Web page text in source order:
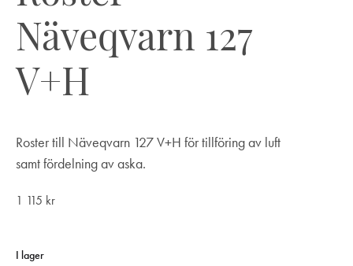
Näveqvarn 127
V+H
Roster till Näveqvarn 127 V+H för tillföring av luft
samt fördelning av aska.
1 115 kr
I lager